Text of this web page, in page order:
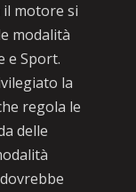
il motore si
modalità
e Sport.
la
regola le
delle